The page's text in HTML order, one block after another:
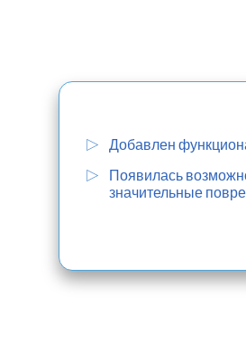
Добавлен
Появилась
значительные